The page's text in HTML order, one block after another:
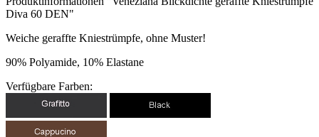
Diva 60 DEN"
Weiche geraffte Kniestrümpfe, ohne Muster!
90% Polyamide, 10% Elastane
Verfügbare Farben: